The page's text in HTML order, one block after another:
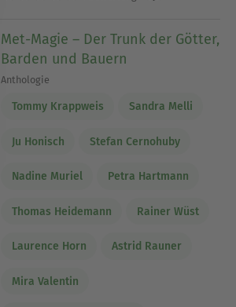
Met-Magie – Der Trunk der Götter,
Barden und Bauern
Anthologie
Tommy Krappweis Sandra Melli
Ju Honisch Stefan Cernohuby
Nadine Muriel Petra Hartmann
Thomas Heidemann Rainer Wüst
Laurence Horn Astrid Rauner
Mira Valentin